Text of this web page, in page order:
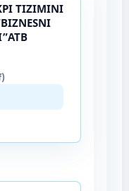
TIZIMINI